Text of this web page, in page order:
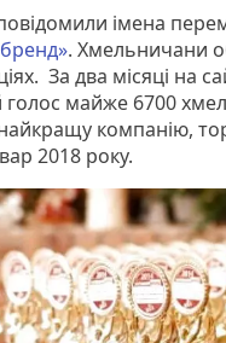
імена
. Хмельничани
За два місяці на
голос майже 6700
компанію,
2018 року.